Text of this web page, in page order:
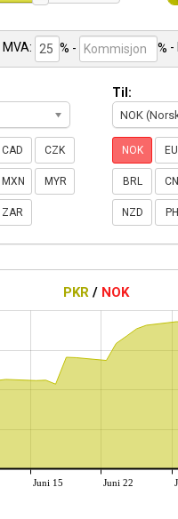
MVA: % - % -
CAD CZK
MXN MYR
ZAR
Til:
NOK
NOK
BRL
NZD
PKR / NOK
Juni 15 Juni 22